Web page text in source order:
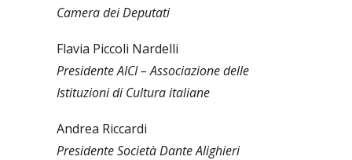
Camera dei Deputati
Flavia Piccoli Nardelli
Presidente AICI – Associazione delle
Istituzioni di Cultura italiane
Andrea Riccardi
Presidente Società Dante Alighieri